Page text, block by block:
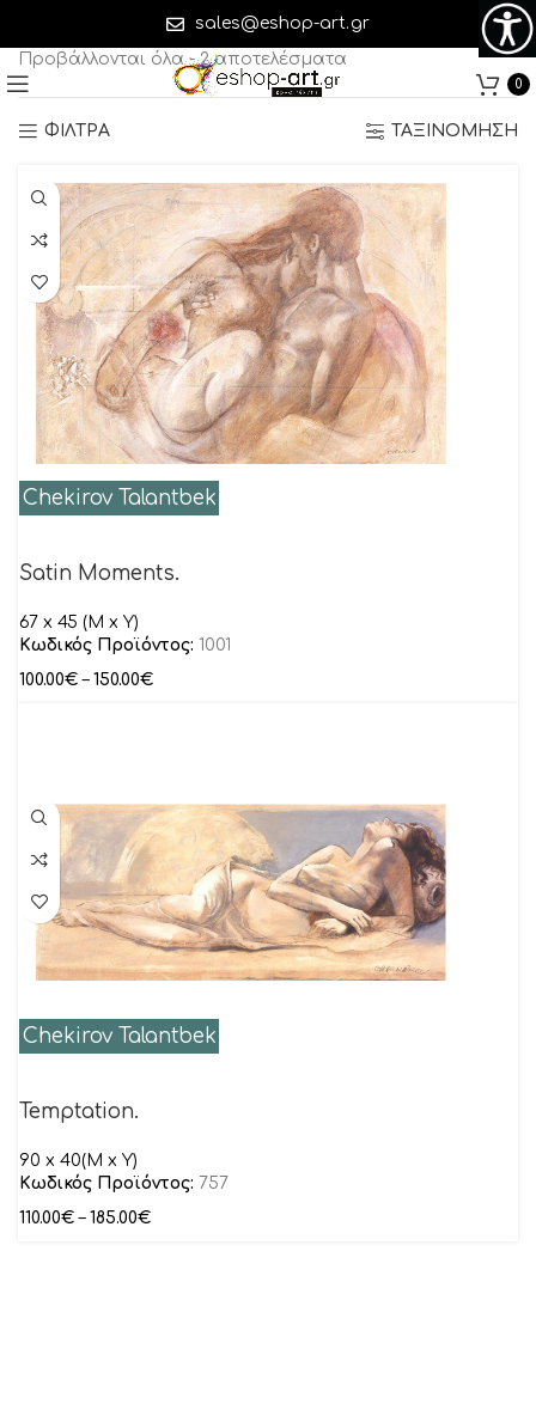
sales@eshop-art.gr
0
Chekirov Talantbek
Προβάλλονται όλα - 2 αποτελέσματα
ΦΙΛΤΡΑ ΤΑΞΙΝΟΜΗΣΗ
Chekirov Talantbek
Satin Moments.
67 x 45 (M x Y)
Κωδικός Προϊόντος: 1001
100.00€ – 150.00€
Chekirov Talantbek
Temptation.
90 x 40(M x Y)
Κωδικός Προϊόντος: 757
110.00€ – 185.00€